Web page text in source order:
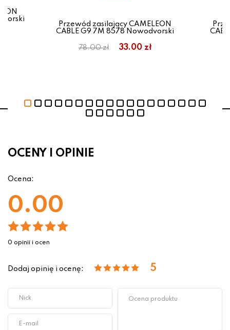
Przewód zasilający CAMELEON
CABLE G9 7M 8578 Nowodvorski
78.00 zł 33.00 zł
OCENY I OPINIE
Ocena:
0.00
0 opinii i ocen
Dodaj opinię i ocenę: 5